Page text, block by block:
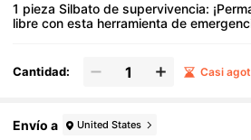
1 pieza Silbato de supervivencia:
libre con esta herramienta de
eportes extremos y talla grande.
ng
Cantidad: Casi
Envío a United States